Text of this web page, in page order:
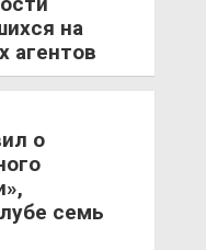
на
агентов
о
семь